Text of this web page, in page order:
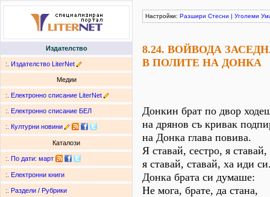
Издателство
:. Издателство LiterNet
Медии
:. Електронно списание LiterNet
:. Електронно списание БЕЛ
:. Културни новини
Каталози
:. По дати: март
:. Електронни книги
:. Раздели / Рубрики
Настройки: Разшири Стесни | Уголеми
8.24. ВОЙВОДА
В ПОЛИТЕ НА ДОНКА
Донкин брат по двор
на дрянов съ кривак
на Донка глава повива.
Я ставай, сестро, я ставай,
я ставай, ставай, ха иди
Донка брата си думаше:
Не мога, брате, да стана,